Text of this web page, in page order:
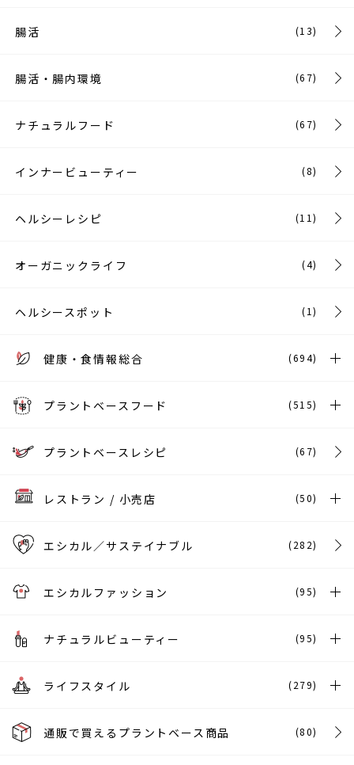
腸活 (13)
腸活・腸内環境 (67)
ナチュラルフード (67)
インナービューティー (8)
ヘルシーレシピ (11)
オーガニックライフ (4)
ヘルシースポット (1)
健康・食情報総合 (694)
プラントベースフード (515)
プラントベースレシピ (67)
レストラン / 小売店 (50)
エシカル／サステイナブル (282)
エシカルファッション (95)
ナチュラルビューティー (95)
ライフスタイル (279)
通販で買えるプラントベース商品 (80)